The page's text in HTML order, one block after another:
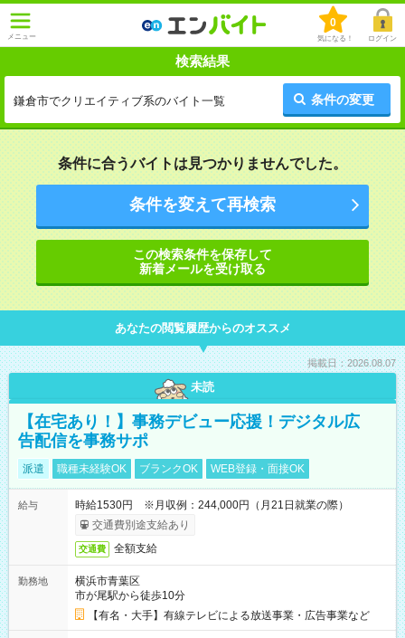
メニュー
0
気になる！ ログイン
検索結果
鎌倉市でクリエイティブ系のバイト一覧 条件の変更
条件に合うバイトは見つかりませんでした。
条件を変えて再検索
この検索条件を保存して
新着メールを受け取る
あなたの閲覧履歴からのオススメ
掲載日：2026.08.07
未読
【在宅あり！】事務デビュー応援！デジタル広
告配信を事務サポ
派遣 職種未経験OK ブランクOK WEB登録・面接OK
給与
時給1530円 ※月収例：244,000円（月21日就業の際）
交通費別途支給あり
交通費 全額支給
勤務地
横浜市青葉区
市が尾駅から徒歩10分
【有名・大手】有線テレビによる放送事業・広告事業など